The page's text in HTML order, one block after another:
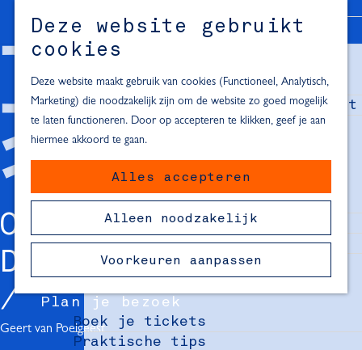
Deze website gebruikt
cookies
Deze website maakt gebruik van cookies (Functioneel, Analytisch,
Marketing) die noodzakelijk zijn om de website zo goed mogelijk
te laten functioneren. Door op accepteren te klikken, geef je aan
hiermee akkoord te gaan.
Alles accepteren
Alleen noodzakelijk
Voorkeuren aanpassen
M
e
n
u
Inspiratie voor een dagje Delft
Dagje naar het strand
Fietsen in de omgeving van Delft
Must-see attracties in de buurt
van Delft
Blijven slapen
24 uur in Delft
48 uur in Delft
72 uur in Delft
Overnachtingslocaties in Delft
Plan je bezoek
Boek je tickets
Praktische tips
ONTDEK HET
DELFT VAN...
Geert van Poelgeest